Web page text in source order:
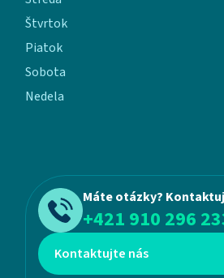
Štvrtok
Piatok
Sobota
Nedela
Máte otázky?
+421 910 296
Kontaktujte nás